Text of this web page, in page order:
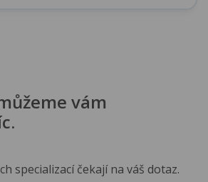
vám
specializací čekají na váš dotaz.